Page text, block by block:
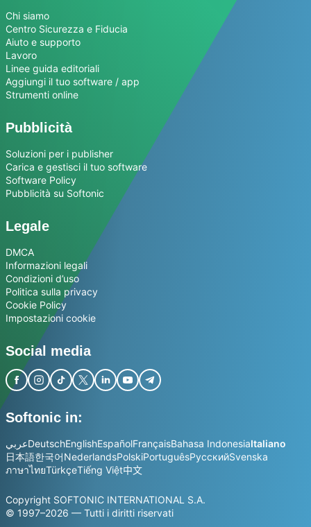
Chi siamo
Centro Sicurezza e Fiducia
Aiuto e supporto
Lavoro
Linee guida editoriali
Aggiungi il tuo software / app
Strumenti online
Pubblicità
Soluzioni per i publisher
Carica e gestisci il tuo software
Software Policy
Pubblicità su Softonic
Legale
DMCA
Informazioni legali
Condizioni d’uso
Politica sulla privacy
Cookie Policy
Impostazioni cookie
Social media
Softonic in:
عربيDeutschEnglishEspañolFrançaisBahasa IndonesiaItaliano
日本語한국어NederlandsPolskiPortuguêsРусскийSvenska
ภาษาไทยTürkçeTiếng Việt中文
Copyright SOFTONIC INTERNATIONAL S.A.
© 1997–2026 — Tutti i diritti riservati